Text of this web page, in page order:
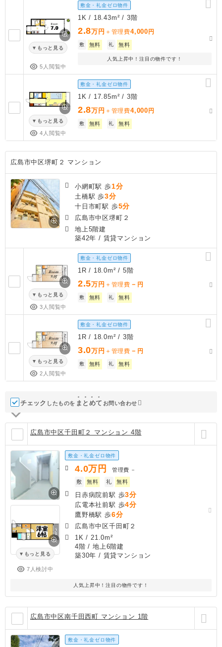
もっと見る
5人閲覧中
敷金・礼金ゼロ物件
1K / 18.43m² / 3階
2.8万円 ＋管理費4,000 円
敷 無料 礼 無料
人気上昇中！注目の物件です！
もっと見る
4人閲覧中
敷金・礼金ゼロ物件
1K / 17.85m² / 3階
2.8万円 ＋管理費4,000 円
敷 無料 礼 無料
広島市中区堺町２ マンション
小網町駅 歩1分
土橋駅 歩3分
十日市町駅 歩5分
広島市中区堺町２
地上5階建
築42年 / 賃貸マンション
もっと見る
3人閲覧中
敷金・礼金ゼロ物件
1R / 18.0m² / 5階
2.5万円 ＋管理費 － 円
敷 無料 礼 無料
もっと見る
2人閲覧中
敷金・礼金ゼロ物件
1R / 18.0m² / 3階
3.0万円 ＋管理費 － 円
敷 無料 礼 無料
チェック したものを ま と めて お問い合わせ
広島市中区千田町２ マンション 4階
もっと見る
7人検討中
敷金・礼金ゼロ物件
4.0万円 管理費 －
敷
無料 礼 無料
日赤病院前駅 歩3分
広電本社前駅 歩4分
鷹野橋駅 歩6分
広島市中区千田町２
1K / 21.0m²
4階 / 地上6階建
築30年 / 賃貸マンション
人気上昇中！注目の物件です！
広島市中区南千田西町 マンション 1階
敷金・礼金ゼロ物件